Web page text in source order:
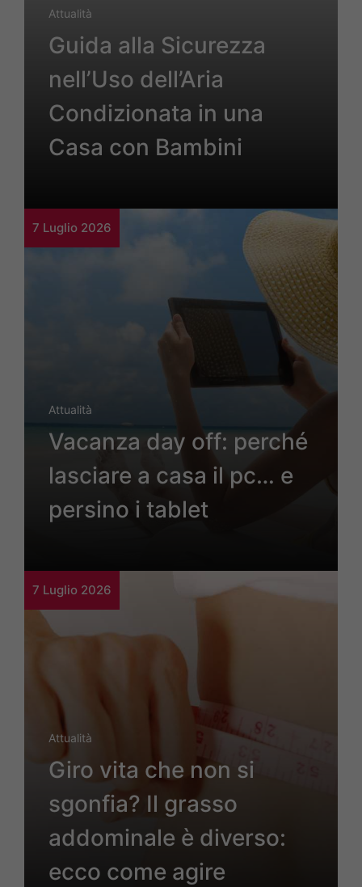
Attualità
Guida alla Sicurezza
nell’Uso dell’Aria
Condizionata in una
Casa con Bambini
7 Luglio 2026
Attualità
Vacanza day off: perché
lasciare a casa il pc… e
persino i tablet
7 Luglio 2026
Attualità
Giro vita che non si
sgonfia? Il grasso
addominale è diverso:
ecco come agire